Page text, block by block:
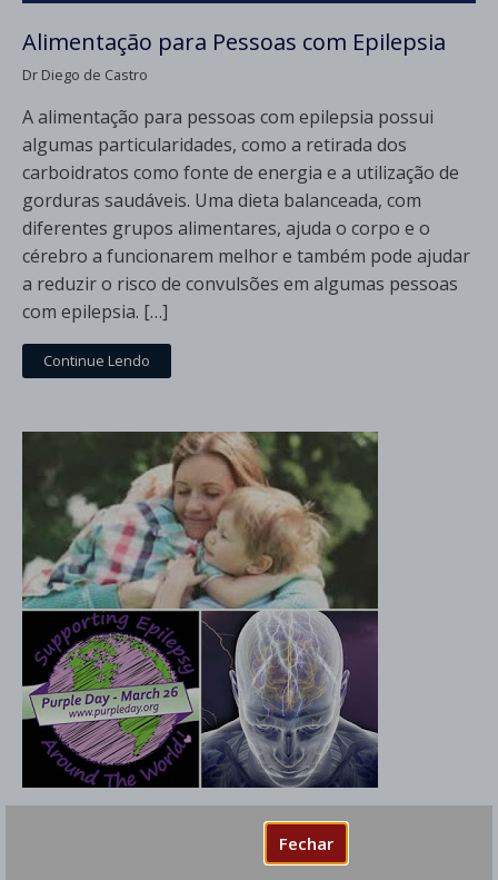
Fechar
Alimentação para Pessoas com Epilepsia
Dr Diego de Castro
A alimentação para pessoas com epilepsia possui
algumas particularidades, como a retirada dos
carboidratos como fonte de energia e a utilização de
gorduras saudáveis. Uma dieta balanceada, com
diferentes grupos alimentares, ajuda o corpo e o
cérebro a funcionarem melhor e também pode ajudar
a reduzir o risco de convulsões em algumas pessoas
com epilepsia. […]
Continue Lendo
Dia Internacional de Conscientização sobre